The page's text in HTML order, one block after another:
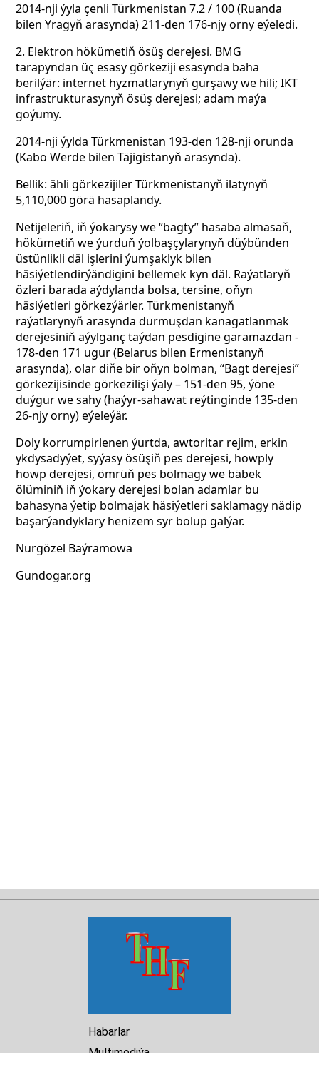
2014-nji ýyla çenli Türkmenistan 7.2 / 100 (Ruanda
bilen Yragyň arasynda) 211-den 176-njy orny eýeledi.
2. Elektron hökümetiň ösüş derejesi. BMG
tarapyndan üç esasy görkeziji esasynda baha
berilýär: internet hyzmatlarynyň gurşawy we hili; IKT
infrastrukturasynyň ösüş derejesi; adam maýa
goýumy.
2014-nji ýylda Türkmenistan 193-den 128-nji orunda
(Kabo Werde bilen Täjigistanyň arasynda).
Bellik: ähli görkezijiler Türkmenistanyň ilatynyň
5,110,000 görä hasaplandy.
Netijeleriň, iň ýokarysy we “bagty” hasaba almasaň,
hökümetiň we ýurduň ýolbaşçylarynyň düýbünden
üstünlikli däl işlerini ýumşaklyk bilen
häsiýetlendirýändigini bellemek kyn däl. Raýatlaryň
özleri barada aýdylanda bolsa, tersine, oňyn
häsiýetleri görkezýärler. Türkmenistanyň
raýatlarynyň arasynda durmuşdan kanagatlanmak
derejesiniň aýylganç taýdan pesdigine garamazdan -
178-den 171 ugur (Belarus bilen Ermenistanyň
arasynda), olar diňe bir oňyn bolman, “Bagt derejesi”
görkezijisinde görkezilişi ýaly – 151-den 95, ýöne
duýgur we sahy (haýyr-sahawat reýtinginde 135-den
26-njy orny) eýeleýär.
Doly korrumpirlenen ýurtda, awtoritar rejim, erkin
ykdysadyýet, syýasy ösüşiň pes derejesi, howply
howp derejesi, ömrüň pes bolmagy we bäbek
ölüminiň iň ýokary derejesi bolan adamlar bu
bahasyna ýetip bolmajak häsiýetleri saklamagy nädip
başarýandyklary henizem syr bolup galýar.
Nurgözel Baýramowa
Gundogar.org
Habarlar
Multimediýa